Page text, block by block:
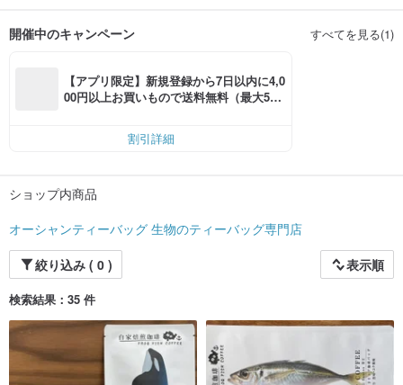
開催中のキャンペーン すべてを見る(1)
【アプリ限定】新規登録から7日以内に4,0
00円以上お買いもので送料無料（最大500
割引詳細
ショップ内商品
オーシャンティーバッグ 生物のティーバッグ専門店
絞り込み ( 0 )
表示順
検索結果：35 件